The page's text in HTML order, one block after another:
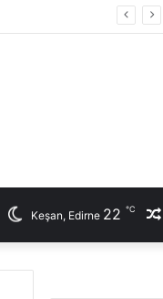
Keşan, Edirne 22 ℃